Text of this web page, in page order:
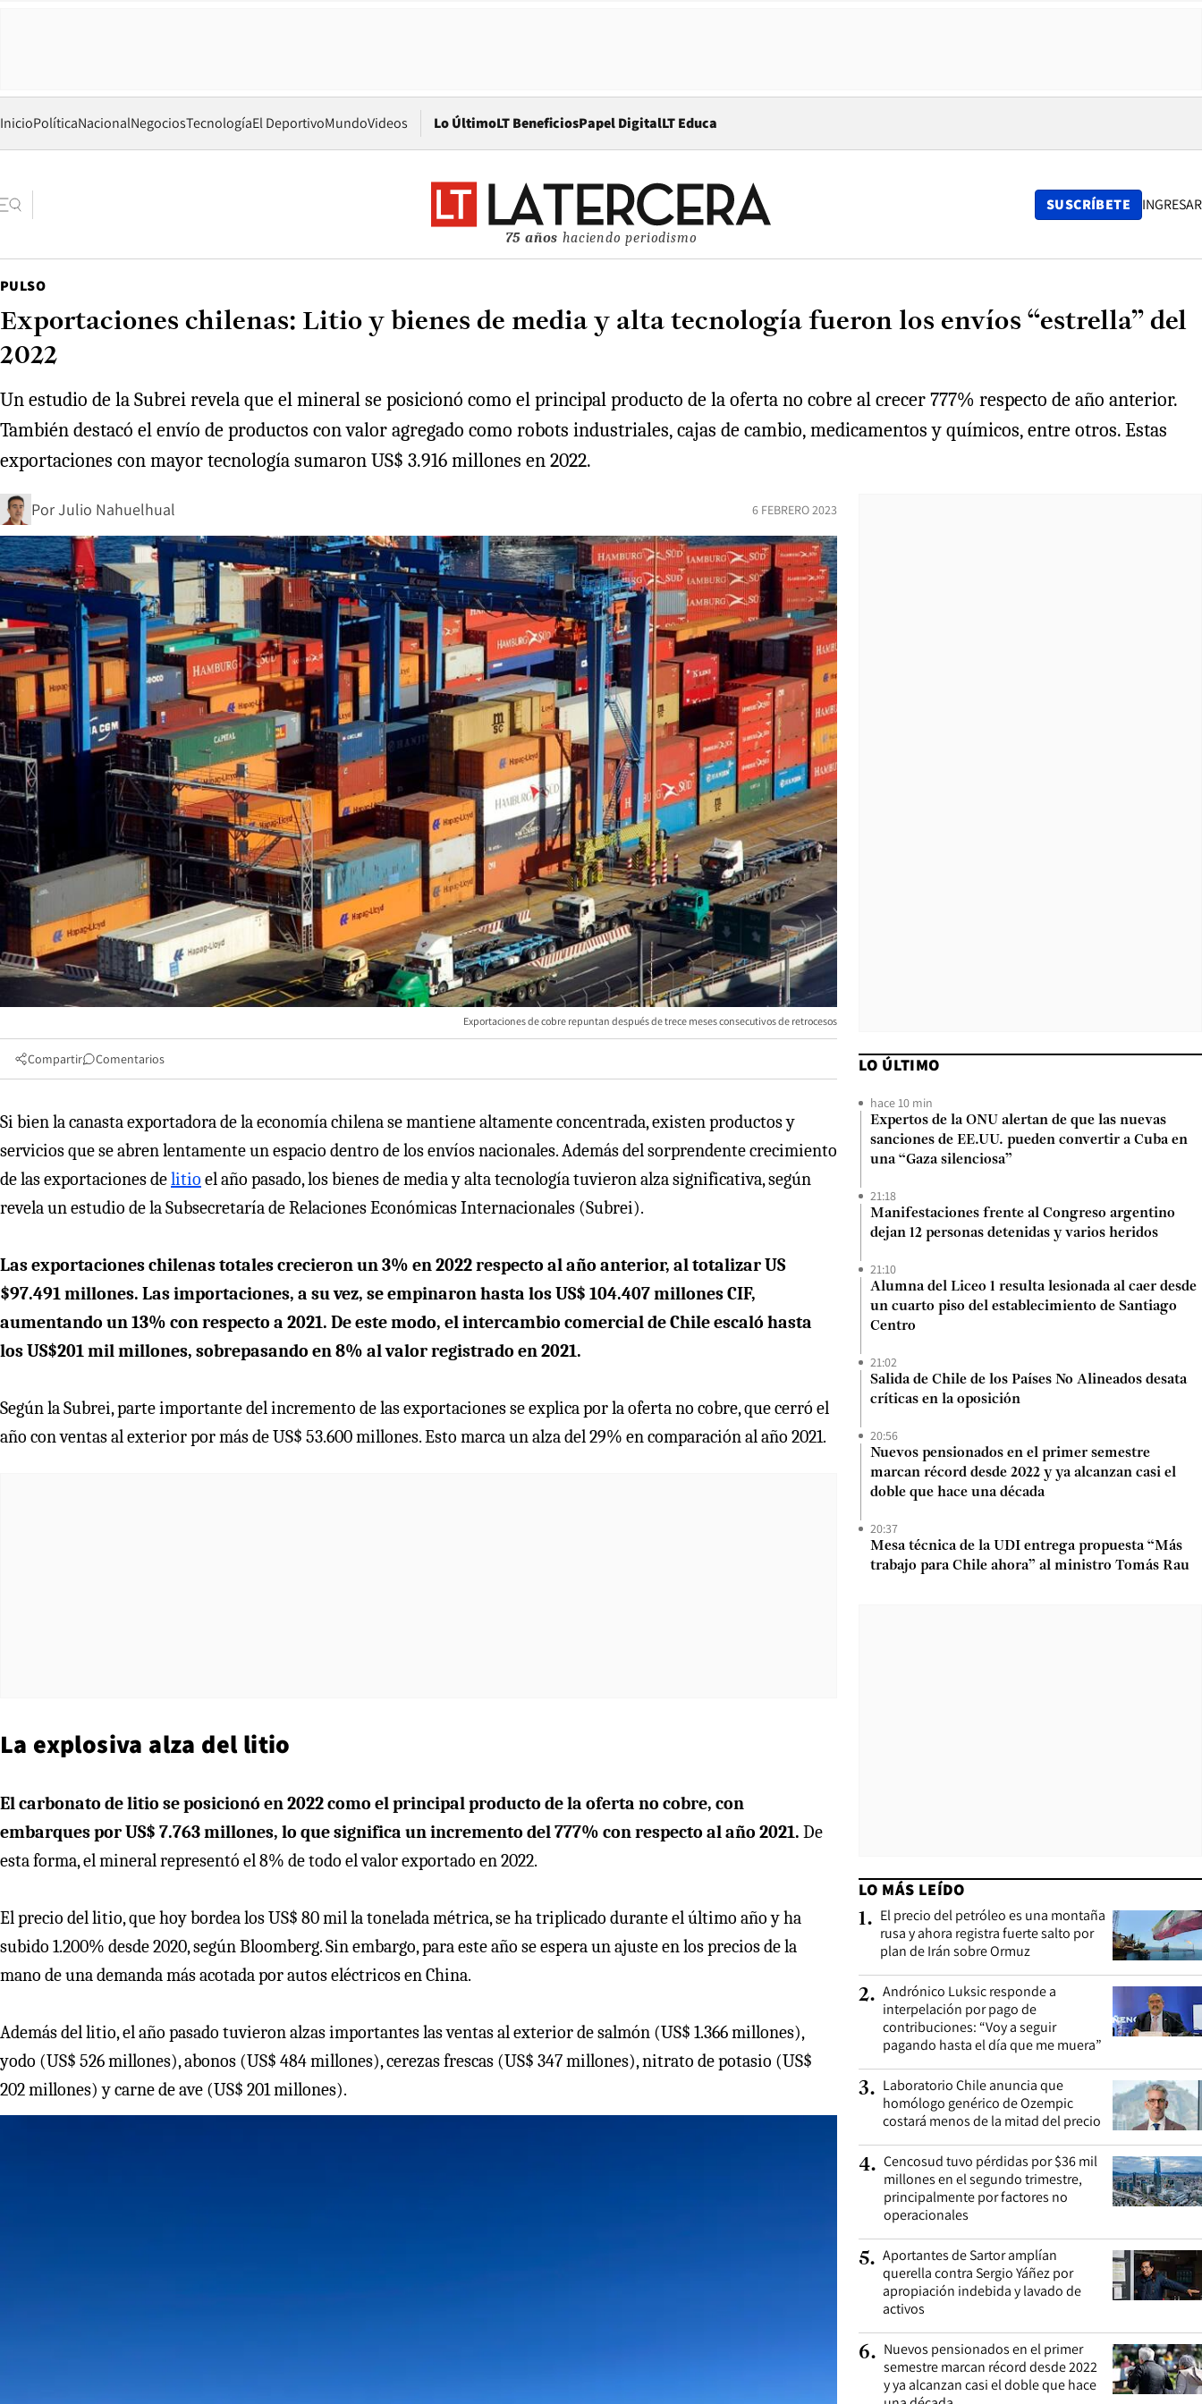
InicioPolíticaNacionalNegociosTecnologíaEl DeportivoMundoVideos Lo ÚltimoLT BeneficiosPapel DigitalOpens in new window
LT Educa
75 años haciendo periodismo
SUSCRÍBETE INGRESAR
PULSO
Exportaciones chilenas: Litio y bienes de media y alta tecnología fueron los envíos “estrella” del
2022
Un estudio de la Subrei revela que el mineral se posicionó como el principal producto de la oferta no cobre al crecer 777% respecto de año anterior.
También destacó el envío de productos con valor agregado como robots industriales, cajas de cambio, medicamentos y químicos, entre otros. Estas
exportaciones con mayor tecnología sumaron US$ 3.916 millones en 2022.
PorJulio Nahuelhual 6 FEBRERO 2023
Exportaciones de cobre repuntan después de trece meses consecutivos de retrocesos
Compartir Comentarios
Si bien la canasta exportadora de la economía chilena se mantiene altamente concentrada, existen productos y
servicios que se abren lentamente un espacio dentro de los envíos nacionales. Además del sorprendente crecimiento
de las exportaciones delitio el año pasado, los bienes de media y alta tecnología tuvieron alza significativa, según
revela un estudio de la Subsecretaría de Relaciones Económicas Internacionales (Subrei).
Las exportaciones chilenas totales crecieron un 3% en 2022 respecto al año anterior, al totalizar US
$97.491 millones. Las importaciones, a su vez, se empinaron hasta los US$ 104.407 millones CIF,
aumentando un 13% con respecto a 2021. De este modo, el intercambio comercial de Chile escaló hasta
los US$201 mil millones, sobrepasando en 8% al valor registrado en 2021.
Según la Subrei, parte importante del incremento de las exportaciones se explica por la oferta no cobre, que cerró el
año con ventas al exterior por más de US$ 53.600 millones. Esto marca un alza del 29% en comparación al año 2021.
La explosiva alza del litio
El carbonato de litio se posicionó en 2022 como el principal producto de la oferta no cobre, con
embarques por US$ 7.763 millones, lo que significa un incremento del 777% con respecto al año 2021. De
esta forma, el mineral representó el 8% de todo el valor exportado en 2022.
El precio del litio, que hoy bordea los US$ 80 mil la tonelada métrica, se ha triplicado durante el último año y ha
subido 1.200% desde 2020, según Bloomberg. Sin embargo, para este año se espera un ajuste en los precios de la
mano de una demanda más acotada por autos eléctricos en China.
Además del litio, el año pasado tuvieron alzas importantes las ventas al exterior de salmón (US$ 1.366 millones),
yodo (US$ 526 millones), abonos (US$ 484 millones), cerezas frescas (US$ 347 millones), nitrato de potasio (US$
202 millones) y carne de ave (US$ 201 millones).
LO ÚLTIMO
hace 10 min
Expertos de la ONU alertan de que las nuevas
sanciones de EE.UU. pueden convertir a Cuba en
una “Gaza silenciosa”
21:18
Manifestaciones frente al Congreso argentino
dejan 12 personas detenidas y varios heridos
21:10
Alumna del Liceo 1 resulta lesionada al caer desde
un cuarto piso del establecimiento de Santiago
Centro
21:02
Salida de Chile de los Países No Alineados desata
críticas en la oposición
20:56
Nuevos pensionados en el primer semestre
marcan récord desde 2022 y ya alcanzan casi el
doble que hace una década
20:37
Mesa técnica de la UDI entrega propuesta “Más
trabajo para Chile ahora” al ministro Tomás Rau
LO MÁS LEÍDO
1. El precio del petróleo es una montaña
rusa y ahora registra fuerte salto por
plan de Irán sobre Ormuz
2. Andrónico Luksic responde a
interpelación por pago de
contribuciones: “Voy a seguir
pagando hasta el día que me muera”
3. Laboratorio Chile anuncia que
homólogo genérico de Ozempic
costará menos de la mitad del precio
4. Cencosud tuvo pérdidas por $36 mil
millones en el segundo trimestre,
principalmente por factores no
operacionales
5. Aportantes de Sartor amplían
querella contra Sergio Yáñez por
apropiación indebida y lavado de
activos
6. Nuevos pensionados en el primer
semestre marcan récord desde 2022
y ya alcanzan casi el doble que hace